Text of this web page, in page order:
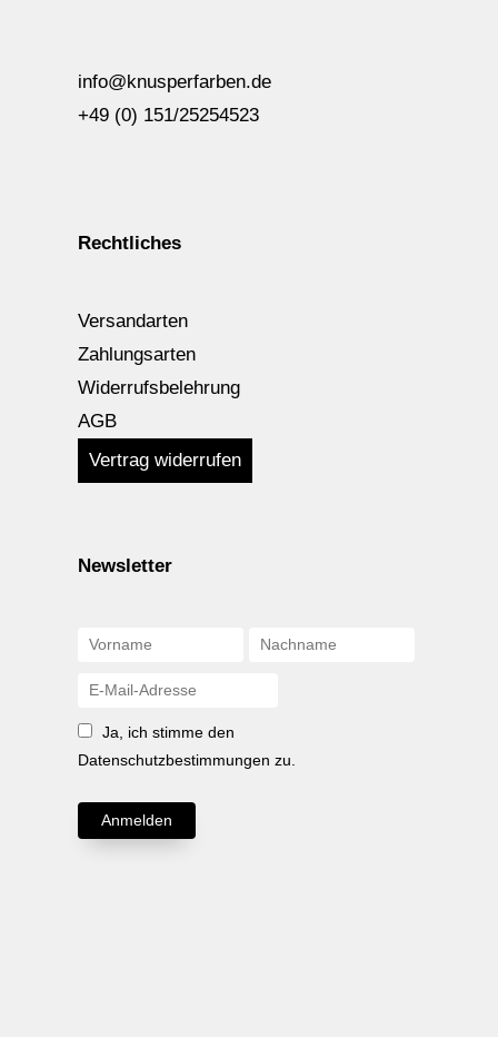
info@knusperfarben.de
+49 (0) 151/25254523
Rechtliches
Versandarten
Zahlungsarten
Widerrufsbelehrung
AGB
Vertrag widerrufen
Newsletter
Ja, ich stimme den
Datenschutzbestimmungen zu.
Anmelden